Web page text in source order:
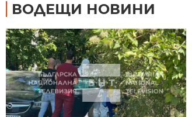
ВОДЕЩИ НОВИНИ